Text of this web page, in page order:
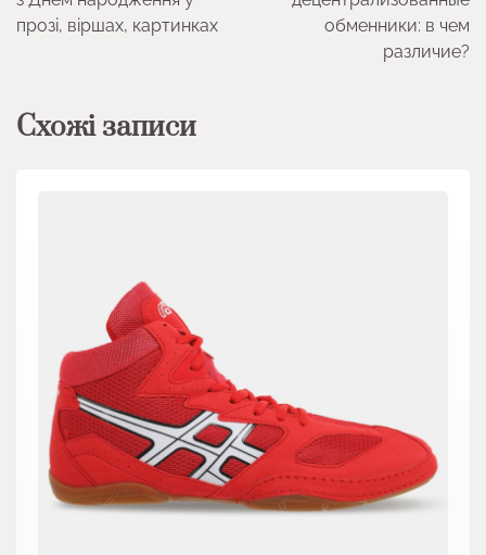
прозі, віршах, картинках
обменники: в чем
различие?
Схожі записи